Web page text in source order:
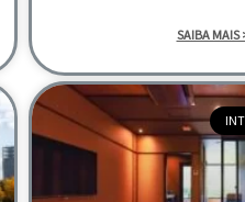
SAIBA MAIS